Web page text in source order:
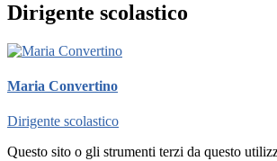
Dirigente scolastico
Maria Convertino
Dirigente scolastico
Questo sito o gli strumenti terzi da questo